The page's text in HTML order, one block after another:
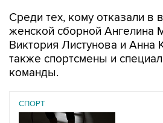
Среди тех, кому отказали в
женской сборной Ангелина
Виктория Листунова и Анна
также спортсмены и
команды.
СПОРТ